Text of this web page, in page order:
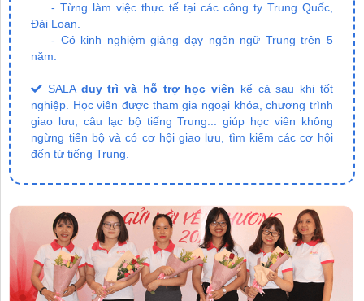
- Từng làm việc thực tế tại các công ty Trung Quốc,
Đài Loan.
- Có kinh nghiệm giảng dạy ngôn ngữ Trung trên 5
năm.
SALA duy trì và hỗ trợ học viên kể cả sau khi tốt
nghiệp. Học viên được tham gia ngoại khóa, chương trình
giao lưu, câu lạc bộ tiếng Trung... giúp học viên không
ngừng tiến bộ và có cơ hội giao lưu, tìm kiếm các cơ hội
đến từ tiếng Trung.